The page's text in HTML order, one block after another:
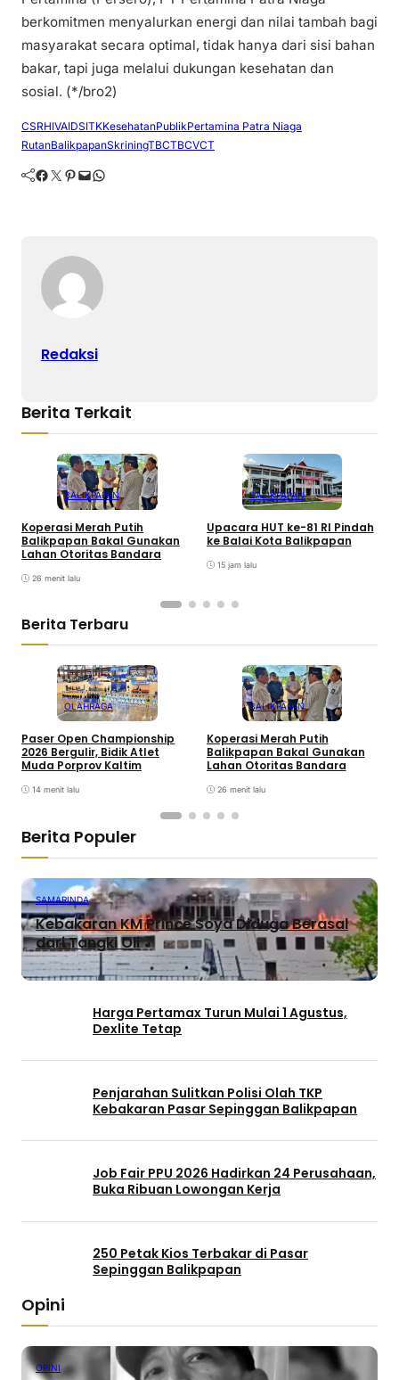
berkomitmen menyalurkan energi dan nilai tambah bagi
masyarakat secara optimal, tidak hanya dari sisi bahan
bakar, tapi juga melalui dukungan kesehatan dan
sosial. (*/bro2)
CSRHIVAIDSITKKesehatanPublikPertamina Patra Niaga
RutanBalikpapanSkriningTBCTBCVCT
Facebook Twitter Pinterest Mail WhatsApp
Redaksi
Berita Terkait
BALIKPAPAN
Koperasi Merah Putih
Balikpapan Bakal Gunakan
Lahan Otoritas Bandara
26 menit lalu
BALIKPAPAN
Upacara HUT ke-81 RI Pindah
ke Balai Kota Balikpapan
15 jam lalu
Berita Terbaru
OLAHRAGA
Paser Open Championship
2026 Bergulir, Bidik Atlet
Muda Porprov Kaltim
14 menit lalu
BALIKPAPAN
Koperasi Merah Putih
Balikpapan Bakal Gunakan
Lahan Otoritas Bandara
26 menit lalu
Berita Populer
SAMARINDA
Kebakaran KM Prince Soya Diduga Berasal
dari Tangki Oli
Harga Pertamax Turun Mulai 1 Agustus,
Dexlite Tetap
Penjarahan Sulitkan Polisi Olah TKP
Kebakaran Pasar Sepinggan Balikpapan
Job Fair PPU 2026 Hadirkan 24 Perusahaan,
Buka Ribuan Lowongan Kerja
250 Petak Kios Terbakar di Pasar
Sepinggan Balikpapan
Opini
OPINI